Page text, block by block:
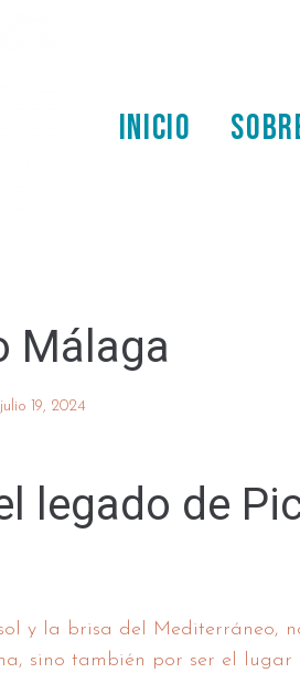
INICIO
Málaga
julio 19, 2024
legado de
y la brisa del Mediterráneo,
sino también por ser el lugar